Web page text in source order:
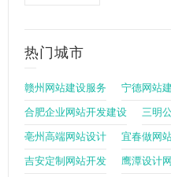
热门城市
赣州网站建设服务 宁德网站
合肥企业网站开发建设 三明
亳州高端网站设计 宜春做网
吉安定制网站开发 鹰潭设计